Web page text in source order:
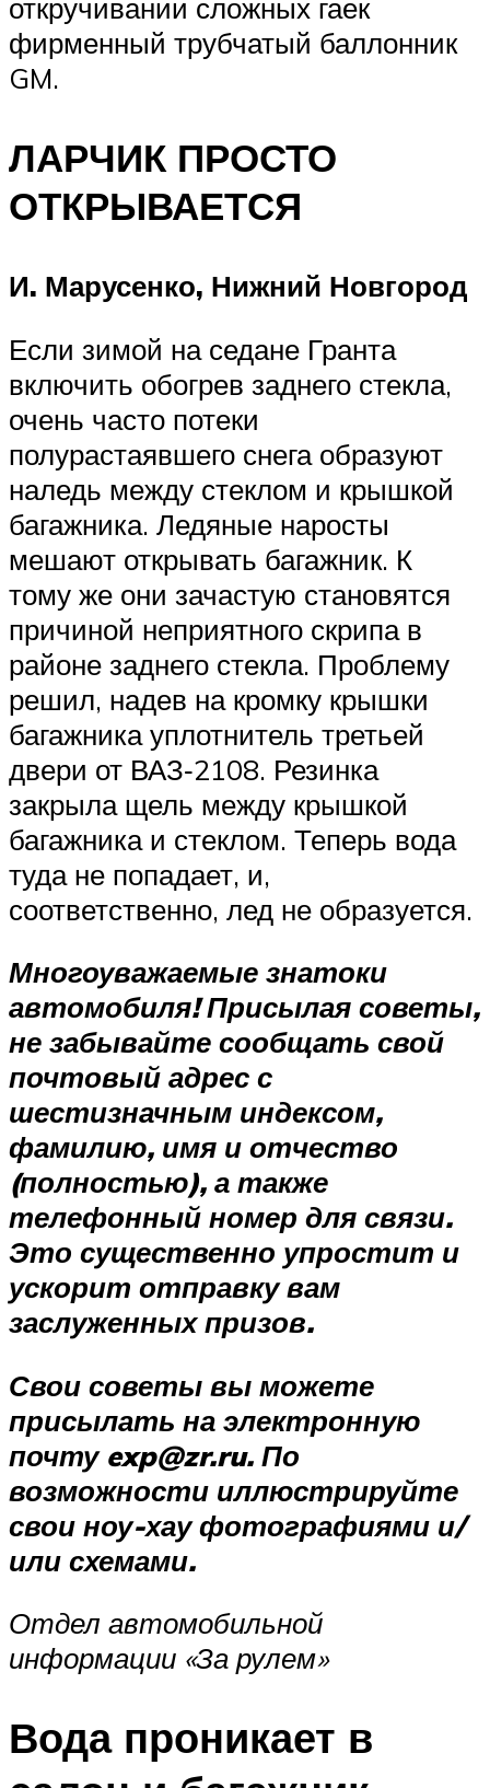
откручивании сложных гаек
фирменный трубчатый баллонник
GM.
ЛАРЧИК ПРОСТО
ОТКРЫВАЕТСЯ
И. Марусенко, Нижний Новгород
Если зимой на седане Гранта
включить обогрев заднего стекла,
очень часто потеки
полурастаявшего снега образуют
наледь между стеклом и крышкой
багажника. Ледяные наросты
мешают открывать багажник. К
тому же они зачастую становятся
причиной неприятного скрипа в
районе заднего стекла. Проблему
решил, надев на кромку крышки
багажника уплотнитель третьей
двери от ВАЗ‑2108. Резинка
закрыла щель между крышкой
багажника и стеклом. Теперь вода
туда не попадает, и,
соответственно, лед не образуется.
Многоуважаемые знатоки
автомобиля! Присылая советы,
не забывайте сообщать свой
почтовый адрес с
шестизначным индексом,
фамилию, имя и отчество
(полностью), а также
телефонный номер для связи.
Это существенно упростит и
ускорит отправку вам
заслуженных призов.
Свои советы вы можете
присылать на электронную
почту exp@zr.ru. По
возможности иллюстрируйте
свои ноу-хау фотографиями и/
или схемами.
Отдел автомобильной
информации «За рулем»
Вода проникает в